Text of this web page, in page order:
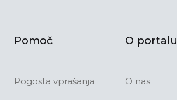
Pomoč
Pogosta vprašanja
O portalu
O nas